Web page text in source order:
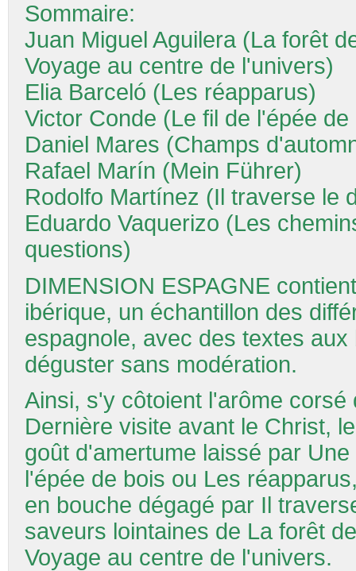
Sommaire:
Juan Miguel Aguilera (La forêt
Voyage au centre de l'univers)
Elia Barceló (Les réapparus)
Victor Conde (Le fil de l'épée de
Daniel Mares (Champs
Rafael Marín (Mein Führer)
Rodolfo Martínez (Il traverse le
Eduardo Vaquerizo (Les
questions)
DIMENSION ESPAGNE
ibérique, un échantillon des
espagnole, avec des textes
déguster sans modération.
Ainsi, s'y côtoient l'arôme corsé
Dernière visite avant le Christ,
goût d'amertume laissé par
l'épée de bois ou Les
en bouche dégagé par Il
saveurs lointaines de La forêt
Voyage au centre de l'univers.